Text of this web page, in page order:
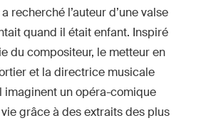
recherché l’auteur d’une valse
quand il était enfant. Inspiré
du compositeur, le metteur en
et la directrice musicale
imaginent un opéra-comique
grâce à des extraits des plus